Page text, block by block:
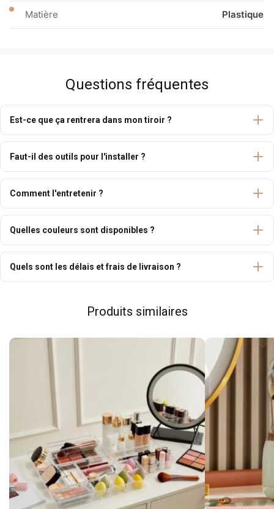
Matière Plastique
Questions fréquentes
Est-ce que ça rentrera dans mon tiroir ?
Faut-il des outils pour l'installer ?
Comment l'entretenir ?
Quelles couleurs sont disponibles ?
Quels sont les délais et frais de livraison ?
Produits similaires